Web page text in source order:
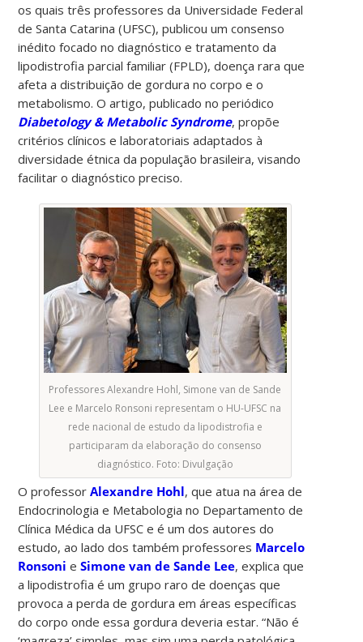
os quais três professores da Universidade Federal
de Santa Catarina (UFSC), publicou um consenso
inédito focado no diagnóstico e tratamento da
lipodistrofia parcial familiar (FPLD), doença rara que
afeta a distribuição de gordura no corpo e o
metabolismo. O artigo, publicado no periódico
Diabetology & Metabolic Syndrome, propõe
critérios clínicos e laboratoriais adaptados à
diversidade étnica da população brasileira, visando
facilitar o diagnóstico preciso.
Professores Alexandre Hohl, Simone van de Sande
Lee e Marcelo Ronsoni representam o HU-UFSC na
rede nacional de estudo da lipodistrofia e
participaram da elaboração do consenso
diagnóstico. Foto: Divulgação
O professorAlexandre Hohl, que atua na área de
Endocrinologia e Metabologia no Departamento de
Clínica Médica da UFSC e é um dos autores do
estudo, ao lado dos também professores Marcelo
Ronsoni eSimone van de Sande Lee, explica que
a lipodistrofia é um grupo raro de doenças que
provoca a perda de gordura em áreas específicas
do corpo onde essa gordura deveria estar. “Não é